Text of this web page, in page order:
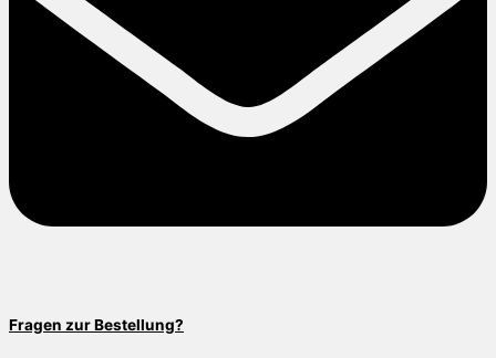
Fragen zur Bestellung?